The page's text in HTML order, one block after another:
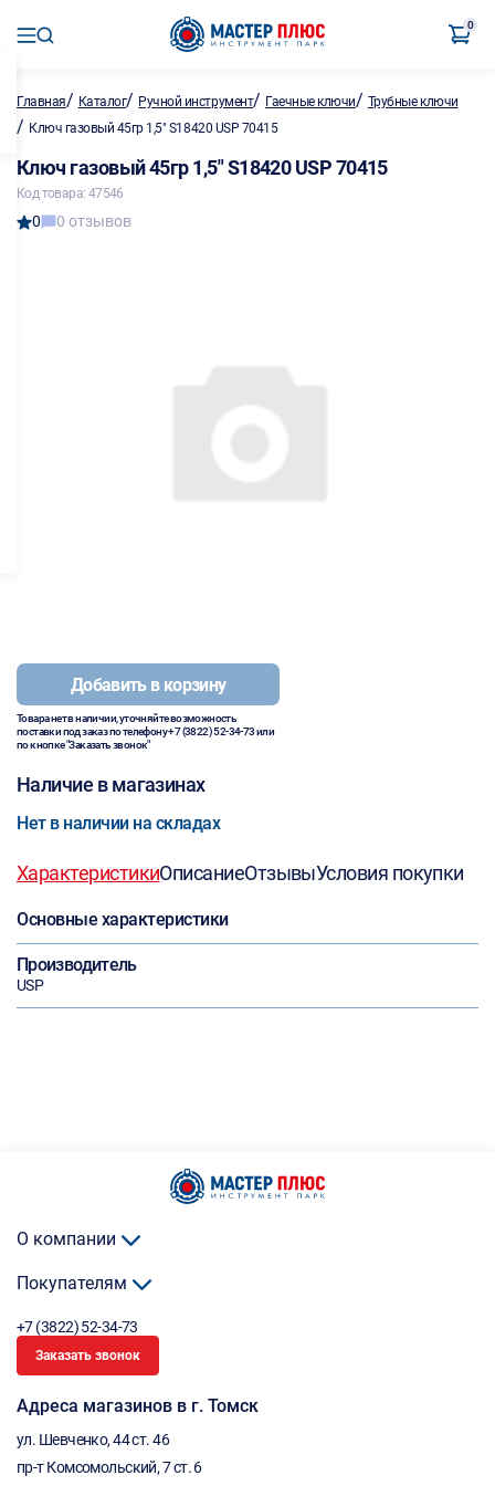
0
Главная/ Каталог/ Ручной инструмент/ Гаечные ключи/ Трубные ключи
/ Ключ газовый 45гр 1,5" S18420 USP 70415
Ключ газовый 45гр 1,5" S18420 USP 70415
Код товара: 47546
0 0 отзывов
Добавить в корзину
Товара нет в наличии, уточняйте возможность
поставки под заказ по телефону+7 (3822) 52-34-73или
по кнопке "Заказать звонок"
Наличие в магазинах
Нет в наличии на складах
ХарактеристикиОписаниеОтзывыУсловия покупки
Основные характеристики
Производитель
USP
О компании
Покупателям
+7 (3822) 52-34-73
Заказать звонок
Адреса магазинов в г. Томск
ул. Шевченко, 44 ст. 46
пр-т Комсомольский, 7 ст. 6